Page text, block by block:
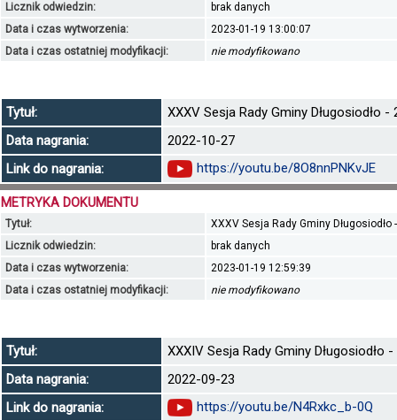
Licznik odwiedzin:
brak danych
Data i czas wytworzenia:
2023-01-19 13:00:07
Data i czas ostatniej modyfikacji:
nie modyfikowano
Tytuł:
XXXV Sesja Rady Gminy Długosiodło
Data nagrania:
2022-10-27
Link do nagrania:
https://youtu.be/8O8nnPNKvJE
METRYKA DOKUMENTU
Tytuł:
XXXV Sesja Rady Gminy
Licznik odwiedzin:
brak danych
Data i czas wytworzenia:
2023-01-19 12:59:39
Data i czas ostatniej modyfikacji:
nie modyfikowano
Tytuł:
XXXIV Sesja Rady Gminy Długosiodło
Data nagrania:
2022-09-23
Link do nagrania:
https://youtu.be/N4Rxkc_b-0Q